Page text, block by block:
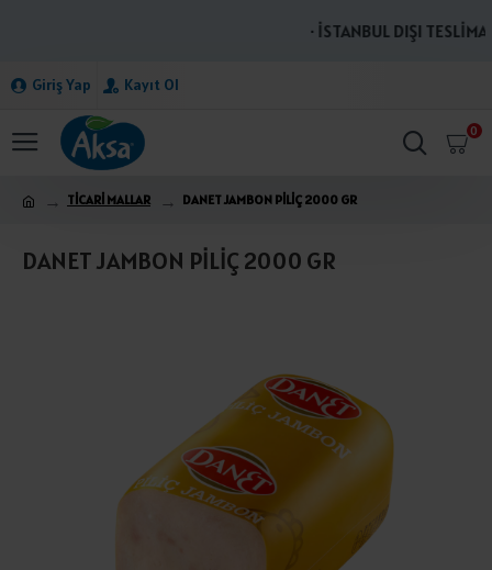
· İSTANBUL DIŞI
Giriş Yap Kayıt Ol
0
TİCARİ MALLAR DANET JAMBON PİLİÇ 2000 GR
DANET JAMBON PİLİÇ 2000 GR